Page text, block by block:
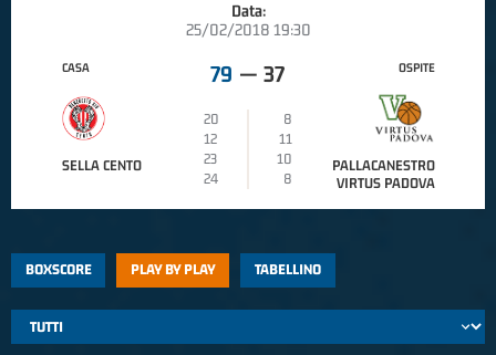
Data:
25/02/2018 19:30
CASA
SELLA CENTO
79 — 37
20
8
12
11
23
10
24
8
OSPITE
PALLACANESTRO
VIRTUS PADOVA
BOXSCORE PLAY BY PLAY TABELLINO